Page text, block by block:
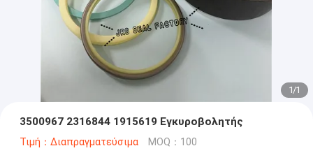
1/1
3500967 2316844 1915619 Εγκυροβολητής
Τιμή：Διαπραγματεύσιμα MOQ：100